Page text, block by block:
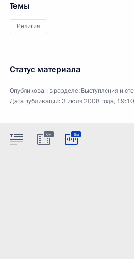
Темы
Религия
Статус материала
Опубликован в разделе: Выступления и
Дата публикации:3 июля 2008 года, 19:10
6м 6м